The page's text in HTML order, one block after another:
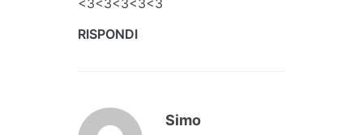
RISPONDI
Simo